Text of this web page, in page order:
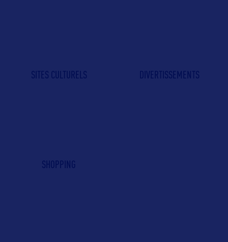
SITES CULTURELS DIVERTISSEMENTS
SHOPPING